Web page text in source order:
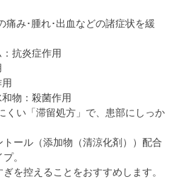
痛み･腫れ･出血などの諸症状を緩
抗炎症作用
物：殺菌作用
くい「滞留処方」で、患部にしっか
トール（添加物（清涼化剤））配合
。
を控えることをおすすめします。